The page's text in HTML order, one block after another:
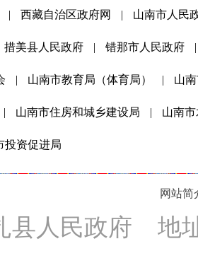
| 西藏自治区政府网 | 山南市人民
措美县人民政府 | 错那市人民政府 |
| 山南市教育局（体育局） | 山
| 山南市住房和城乡建设局 | 山南
投资促进局
网站简
县人民政府 地